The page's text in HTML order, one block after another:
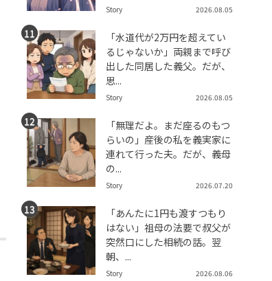
Story 2026.08.05
「水道代が2万円を超えてい
るじゃないか」両親まで呼び
出した同居した義父。だが、
思...
Story 2026.08.05
「無理だよ。まだ座るのもつ
らいの」産後の私を義実家に
連れて行った夫。だが、義母
の...
Story 2026.07.20
「あんたに1円も渡すつもり
はない」祖母の法要で叔父が
突然口にした相続の話。翌
朝、...
Story 2026.08.06